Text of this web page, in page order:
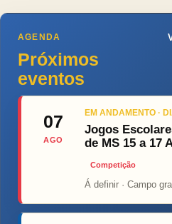
AGENDA
Próximos
eventos
07
AGO
EM ANDAMENTO ·
Jogos
de MS 15 a 17
Competição
Á definir · Campo